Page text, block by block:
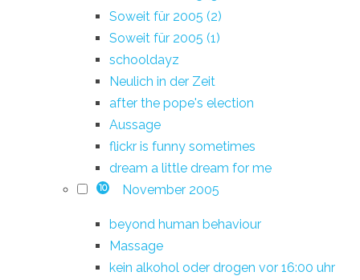
Soweit für 2005 (2)
Soweit für 2005 (1)
schooldayz
Neulich in der Zeit
after the pope's election
Aussage
flickr is funny sometimes
dream a little dream for me
10 November 2005
beyond human behaviour
Massage
kein alkohol oder drogen vor 16:00 uhr